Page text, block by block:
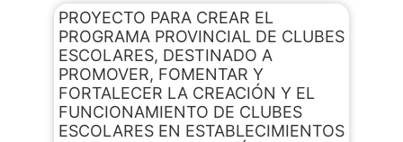
PROYECTO PARA CREAR EL
PROGRAMA PROVINCIAL DE CLUBES
ESCOLARES, DESTINADO A
PROMOVER, FOMENTAR Y
FORTALECER LA CREACIÓN Y EL
FUNCIONAMIENTO DE CLUBES
ESCOLARES EN ESTABLECIMIENTOS